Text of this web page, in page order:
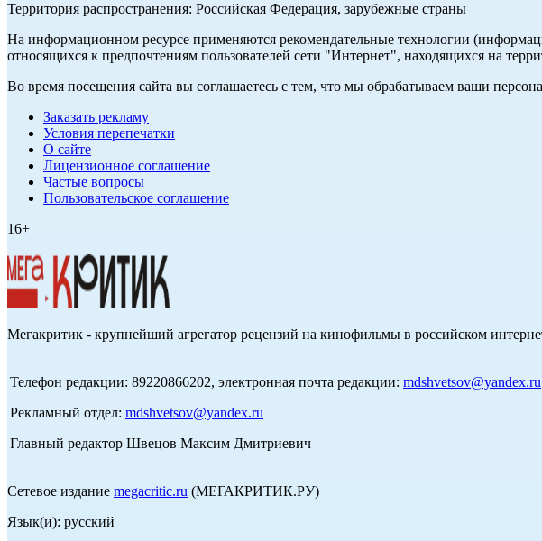
Территория распространения: Российская Федерация, зарубежные страны
На информационном ресурсе применяются рекомендательные технологии
относящихся к предпочтениям пользователей сети "Интернет", находящихся на
Во время посещения сайта вы соглашаетесь с тем, что мы обрабатываем ваши
Заказать рекламу
Условия перепечатки
О сайте
Лицензионное соглашение
Частые вопросы
Пользовательское соглашение
16+
Мегакритик - крупнейший агрегатор рецензий на кинофильмы в российском
Телефон редакции: 89220866202, электронная почта редакции: mdshvetsov@yandex.ru
Рекламный отдел: mdshvetsov@yandex.ru
Главный редактор Швецов Максим Дмитриевич
Сетевое издание megacritic.ru (МЕГАКРИТИК.РУ)
Язык(и): русский